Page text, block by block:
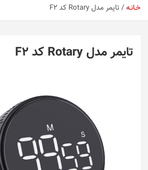
خـانـه تایمر مدل Rotary کد F2
تایمر مدل Rotary کد F2